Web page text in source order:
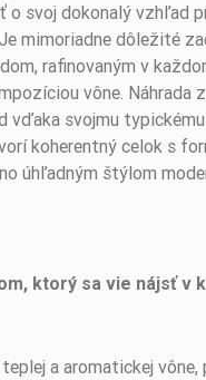
svoj dokonalý vzhľad
mimoriadne dôležité
rafinovaným v
vône. Náhrada
vďaka svojmu
koherentný celok s
úhľadným štýlom
ktorý sa vie nájsť v
a aromatickej vône,